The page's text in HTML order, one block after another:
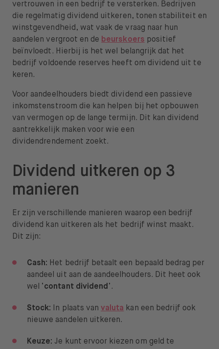
vertrouwen in een bedrijf te versterken. Bedrijven
die regelmatig dividend uitkeren, tonen stabiliteit en
winstgevendheid, wat vaak de vraag naar hun
aandelen vergroot en de beurskoers positief
beïnvloedt. Hierbij is het wel belangrijk dat het
bedrijf voldoende reserves heeft om dividend uit te
keren.
Voor aandeelhouders biedt dividend een passieve
inkomstenstroom die kan helpen bij het opbouwen
van vermogen op de lange termijn. Dit kan dividend
aantrekkelijk maken voor wie een
dividendrendement zoekt.
Dividend uitkeren op 3
manieren
Er zijn verschillende manieren waarop een bedrijf
dividend kan uitkeren als het bedrijf winst maakt.
Dit zijn:
Cash: Het bedrijf betaalt een bepaald bedrag per
aandeel uit aan de aandeelhouders. Dit heet ook
wel ‘contant dividend’.
Stock: In plaats vanvaluta kan een bedrijf ook
nieuwe aandelen uitkeren.
Keuze: Je kunt ervoor kiezen om geld te